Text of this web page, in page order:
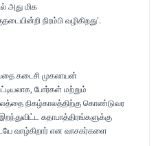
அது மிக
நிரம்பி வழிகிறது'.
கடைசி முகலாயன்
போர்கள் மற்றும்
நிகழ்காலத்திற்கு கொண்டுவர
கதாபாத்திரங்களுக்கு
வாழ்கிறார் என வாசகர்களை